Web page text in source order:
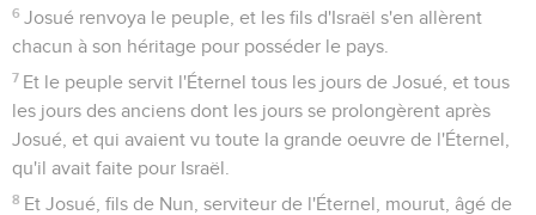
6 Josué renvoya le peuple, et les fils d'Israël s'en allèrent
chacun à son héritage pour posséder le pays.
7 Et le peuple servit l'Éternel tous les jours de Josué, et tous
les jours des anciens dont les jours se prolongèrent après
Josué, et qui avaient vu toute la grande oeuvre de l'Éternel,
qu'il avait faite pour Israël.
8 Et Josué, fils de Nun, serviteur de l'Éternel, mourut, âgé de